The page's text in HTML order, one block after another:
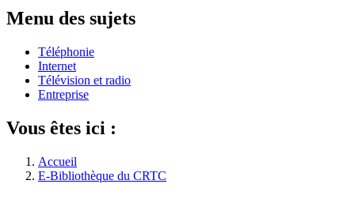
Menu des sujets
Téléphonie
Internet
Télévision et radio
Entreprise
Vous êtes ici :
Accueil
E-Bibliothèque du CRTC